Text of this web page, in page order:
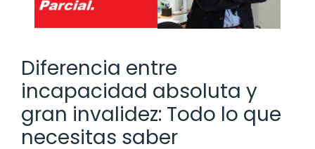
Diferencia entre
incapacidad absoluta y
gran invalidez: Todo lo que
necesitas saber